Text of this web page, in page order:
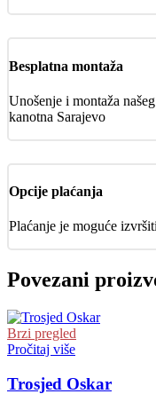
Besplatna montaža
Unošenje i montaža
kanotna Sarajevo
Opcije plaćanja
Plaćanje je moguće
Povezani
Brzi pregled
Pročitaj više
Trosjed Oskar